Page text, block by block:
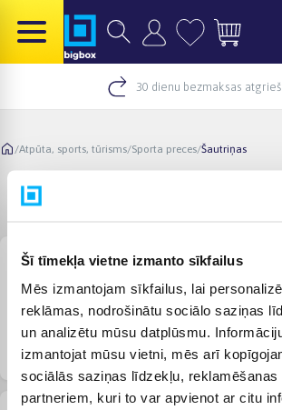
Šī tīmekļa vietne izmanto sīkfailus
Mēs izmantojam sīkfailus, lai
reklāmas, nodrošinātu sociālo saziņas
un analizētu mūsu datplūsmu.
izmantojat mūsu vietni, mēs arī
sociālās saziņas līdzekļu, reklamēšanas
partneriem, kuri to var apvienot ar citu
30 dienu bezmaksas
/Atpūta, sports, tūrisms/Sporta preces/Šautriņas
Šautriņas
Šautriņu dēlis Drošības šautriņu dēļi